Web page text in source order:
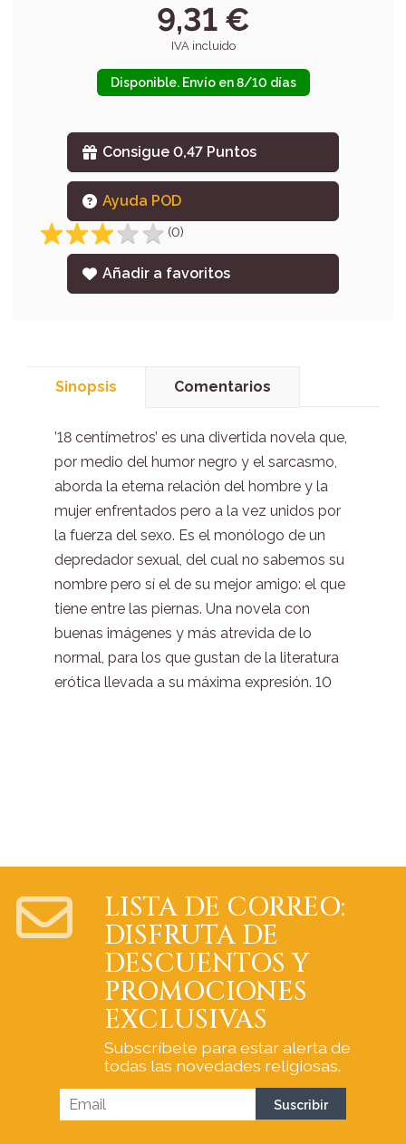
9,31 €
IVA incluido
Disponible. Envío en 8/10 días
Consigue 0,47 Puntos
Ayuda POD
(0)
Añadir a favoritos
Sinopsis Comentarios
’18 centímetros’ es una divertida novela que,
por medio del humor negro y el sarcasmo,
aborda la eterna relación del hombre y la
mujer enfrentados pero a la vez unidos por
la fuerza del sexo. Es el monólogo de un
depredador sexual, del cual no sabemos su
nombre pero sí el de su mejor amigo: el que
tiene entre las piernas. Una novela con
buenas imágenes y más atrevida de lo
normal, para los que gustan de la literatura
erótica llevada a su máxima expresión. 10
LISTA DE CORREO:
DISFRUTA DE
DESCUENTOS Y
PROMOCIONES
EXCLUSIVAS
Subscríbete para estar alerta de
todas las novedades religiosas.